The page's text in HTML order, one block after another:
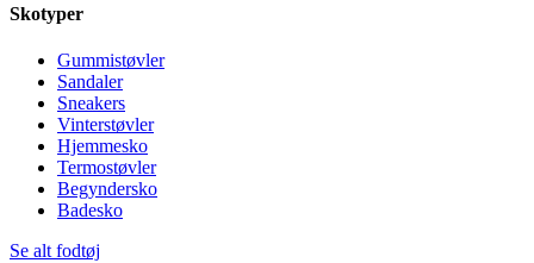
Skotyper
Gummistøvler
Sandaler
Sneakers
Vinterstøvler
Hjemmesko
Termostøvler
Begyndersko
Badesko
Se alt fodtøj